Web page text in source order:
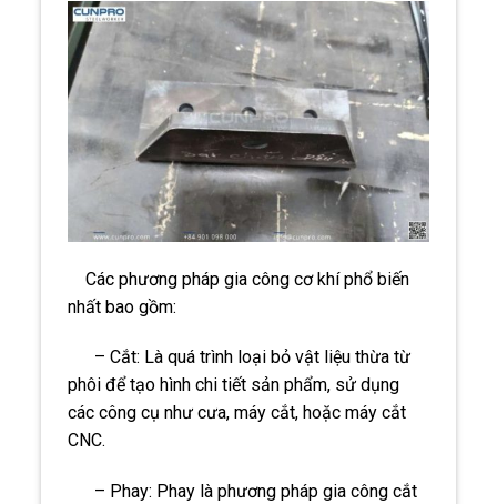
Các phương pháp gia công cơ khí phổ biến
nhất bao gồm:
– Cắt: Là quá trình loại bỏ vật liệu thừa từ
phôi để tạo hình chi tiết sản phẩm, sử dụng
các công cụ như cưa, máy cắt, hoặc máy cắt
CNC.
– Phay: Phay là phương pháp gia công cắt